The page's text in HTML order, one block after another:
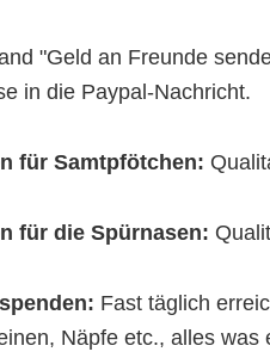
"Geld an Freunde
in die Paypal-Nachricht.
für Samtpfötchen:
für die Spürnasen:
Fast täglich
Näpfe etc., alles